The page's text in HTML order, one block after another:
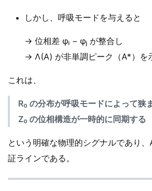
しかし、呼吸モードを与えると
→ 位相差 φᵢ − φⱼ が整合し
→ Λ(A) が非単調ピーク（A*）を
これは、
R₀ の分布が呼吸モードによって狭
Z₀ の位相構造が一時的に同期する
という明確な物理的シグナルであり
証ラインである。